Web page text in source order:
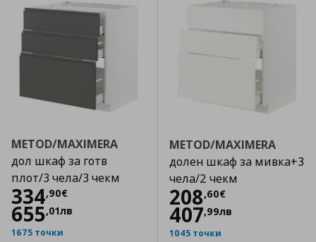
METOD/MAXIMERA
дол шкаф за готв
плот/3 чела/3 чекм
334,90€
Цена
655,01лв
1675 точки
METOD/MAXIMERA
долен шкаф за мивка+3
чела/2 чекм
208,60€
Цена
407,99лв
1045 точки